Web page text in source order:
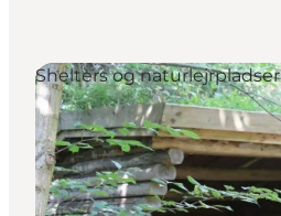
Shelters og naturlejrpladser